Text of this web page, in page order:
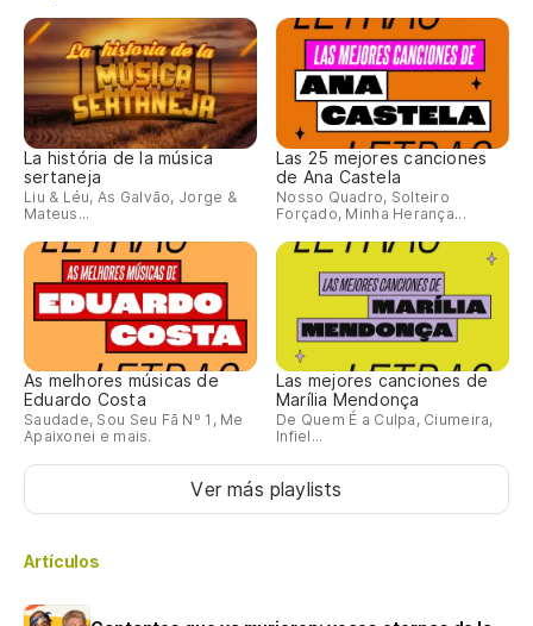
La história de la música
sertaneja
Liu & Léu, As Galvão, Jorge &
Mateus...
Las 25 mejores canciones
de Ana Castela
Nosso Quadro, Solteiro
Forçado, Minha Herança...
As melhores músicas de
Eduardo Costa
Saudade, Sou Seu Fã Nº 1, Me
Apaixonei e mais.
Las mejores canciones de
Marília Mendonça
De Quem É a Culpa, Ciumeira,
Infiel...
Ver más playlists
Artículos